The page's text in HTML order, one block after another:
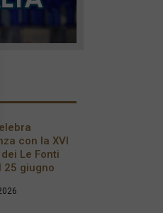
con la XVI
Le Fonti
25 giugno